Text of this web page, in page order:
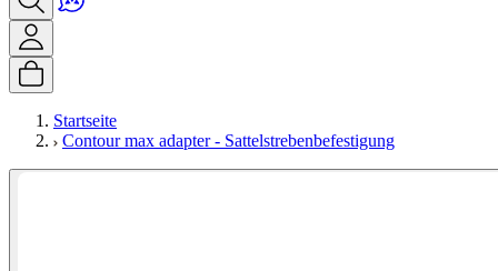
Startseite
Contour max adapter - Sattelstrebenbefestigung